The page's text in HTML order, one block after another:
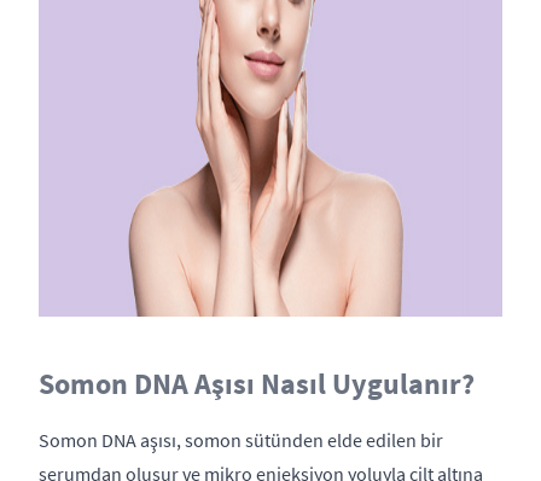
Somon DNA Aşısı Nasıl Uygulanır?
Somon DNA aşısı, somon sütünden elde edilen bir
serumdan oluşur ve mikro enjeksiyon yoluyla cilt altına